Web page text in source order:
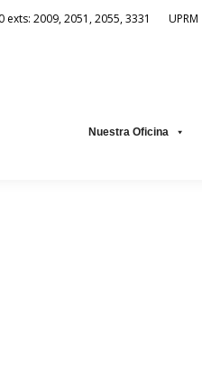
exts: 2009, 2051, 2055, 3331 UPRM
Nuestra Oficina